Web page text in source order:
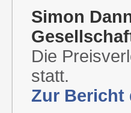
Simon
Die
statt.
Zur Bericht